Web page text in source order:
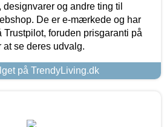
og andre ting til
De er e-mærkede og har
foruden prisgaranti på
at se deres udvalg.
på TrendyLiving.dk